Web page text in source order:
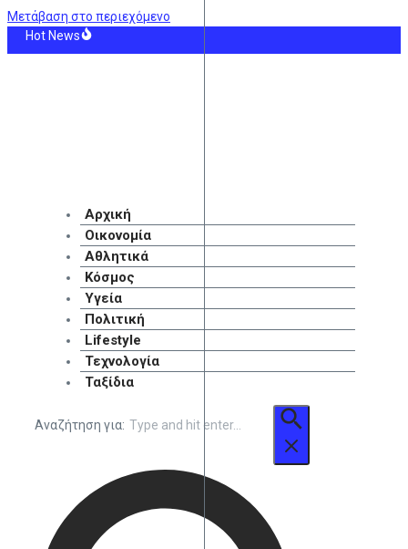
Μετάβαση στο περιεχόμενο
Hot News
Αρχική
Οικονομία
Αθλητικά
Κόσμος
Υγεία
Πολιτική
Lifestyle
Τεχνολογία
Ταξίδια
Αναζήτηση για: